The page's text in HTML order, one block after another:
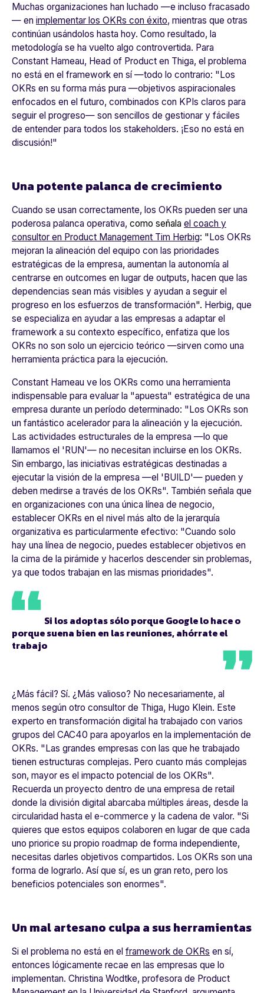
Muchas organizaciones han luchado —e incluso fracasado
— en implementar los OKRs con éxito, mientras que otras
continúan usándolos hasta hoy. Como resultado, la
metodología se ha vuelto algo controvertida. Para
Constant Hameau, Head of Product en Thiga, el problema
no está en el framework en sí —todo lo contrario: "Los
OKRs en su forma más pura —objetivos aspiracionales
enfocados en el futuro, combinados con KPIs claros para
seguir el progreso— son sencillos de gestionar y fáciles
de entender para todos los stakeholders. ¡Eso no está en
discusión!"
Una potente palanca de crecimiento
Cuando se usan correctamente, los OKRs pueden ser una
poderosa palanca operativa, como señala el coach y
consultor en Product Management Tim Herbig: " Los OKRs
mejoran la alineación del equipo con las prioridades
estratégicas de la empresa, aumentan la autonomía al
centrarse en outcomes en lugar de outputs, hacen que las
dependencias sean más visibles y ayudan a seguir el
progreso en los esfuerzos de transformación". Herbig, que
se especializa en ayudar a las empresas a adaptar el
framework a su contexto específico, enfatiza que los
OKRs no son solo un ejercicio teórico —sirven como una
herramienta práctica para la ejecución.
Constant Hameau ve los OKRs como una herramienta
indispensable para evaluar la "apuesta" estratégica de una
empresa durante un período determinado: "Los OKRs son
un fantástico acelerador para la alineación y la ejecución.
Las actividades estructurales de la empresa —lo que
llamamos el 'RUN'— no necesitan incluirse en los OKRs.
Sin embargo, las iniciativas estratégicas destinadas a
ejecutar la visión de la empresa —el 'BUILD'— pueden y
deben medirse a través de los OKRs". También señala que
en organizaciones con una única línea de negocio,
establecer OKRs en el nivel más alto de la jerarquía
organizativa es particularmente efectivo: "Cuando solo
hay una línea de negocio, puedes establecer objetivos en
la cima de la pirámide y hacerlos descender sin problemas,
ya que todos trabajan en las mismas prioridades".
Si los adoptas sólo porque Google lo hace o
porque suena bien en las reuniones, ahórrate el
trabajo
¿Más fácil? Sí. ¿Más valioso? No necesariamente, al
menos según otro consultor de Thiga, Hugo Klein. Este
experto en transformación digital ha trabajado con varios
grupos del CAC40 para apoyarlos en la implementación de
OKRs. "Las grandes empresas con las que he trabajado
tienen estructuras complejas. Pero cuanto más complejas
son, mayor es el impacto potencial de los OKRs".
Recuerda un proyecto dentro de una empresa de retail
donde la división digital abarcaba múltiples áreas, desde la
circularidad hasta el e-commerce y la cadena de valor. "Si
quieres que estos equipos colaboren en lugar de que cada
uno priorice su propio roadmap de forma independiente,
necesitas darles objetivos compartidos. Los OKRs son una
forma de lograrlo. Así que sí, es un gran reto, pero los
beneficios potenciales son enormes".
Un mal artesano culpa a sus herramientas
Si el problema no está en el framework de OKRs en sí,
entonces lógicamente recae en las empresas que lo
implementan. Christina Wodtke, profesora de Product